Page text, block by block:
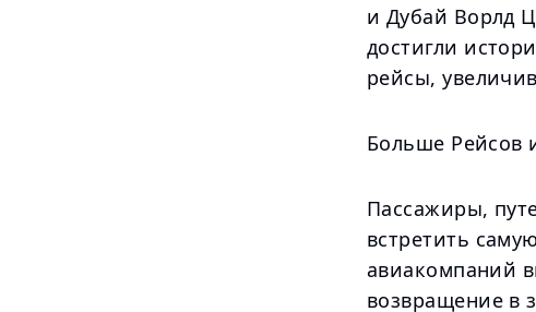
и Дубай Ворлд
достигли
рейсы,
Больше Рейсов
Пассажиры,
встретить
авиакомпаний
возвращение в